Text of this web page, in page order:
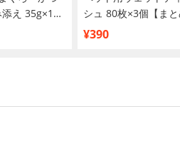
え 35g×16
い】
シュ 80枚×3個【ま
買い】
¥390